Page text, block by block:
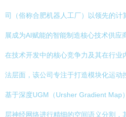
司（俗称合肥机器人工厂）以领先的计
展成为AI赋能的智能制造核心技术供应
在技术开发中的核心竞争力及其在行
法层面，该公司专注于打造模块化运动
基于深度UGM（Ursher Gradient Map
层神经网络进行精细的空间语义分割